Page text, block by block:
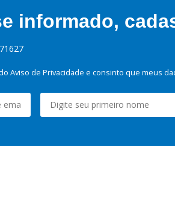
informado,
Aviso de Privacidade e consinto que meus